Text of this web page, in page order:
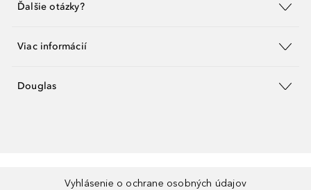
Ďalšie otázky?
Viac informácií
Douglas
Vyhlásenie o ochrane osobných údajov